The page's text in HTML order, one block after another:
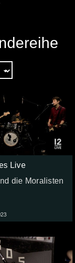
Live
die Moralisten